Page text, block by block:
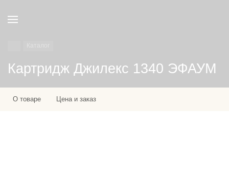
Картридж Джилекс 1340 ЭФАУМ
О товаре Цена и заказ